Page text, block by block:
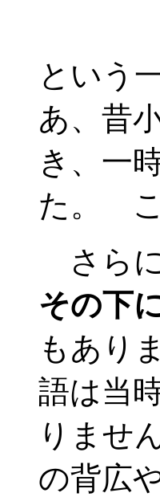
という
あ、昔
き、一
た。 こ
さら
その下
もあり
語は当
りませ
の背広